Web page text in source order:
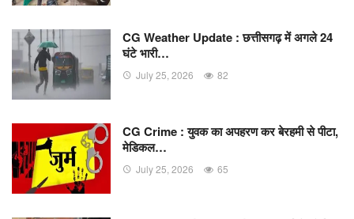
CG Weather Update : छत्तीसगढ़ में अगले 24
घंटे भारी…
July 25, 2026 82
CG Crime : युवक का अपहरण कर बेरहमी से पीटा,
मेडिकल…
July 25, 2026 65